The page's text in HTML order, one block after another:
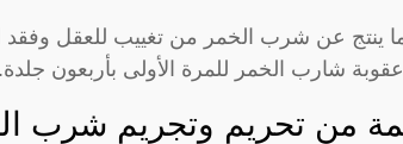
ينتج عن شرب الخمر من تغييب للعقل وفقد
شارب الخمر للمرة الأولى بأربعون
من تحريم وتجريم شرب